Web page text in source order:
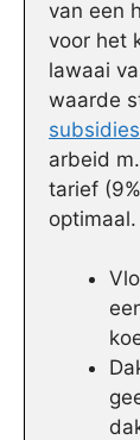
van een
voor het
lawaai
waarde
subsidies
arbeid
tarief
optimaal.